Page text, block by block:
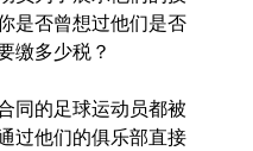
是否曾想过他们是否
缴多少税？
同的足球运动员都被
过他们的俱乐部直接